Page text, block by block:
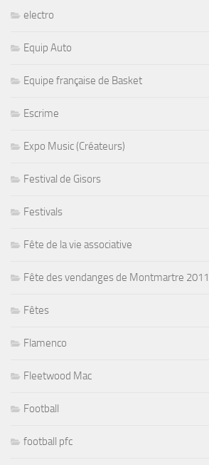
electro
Equip Auto
Equipe française de Basket
Escrime
Expo Music (Créateurs)
Festival de Gisors
Festivals
Fête de la vie associative
Fête des vendanges de Montmartre 2011
Fêtes
Flamenco
Fleetwood Mac
Football
football pfc